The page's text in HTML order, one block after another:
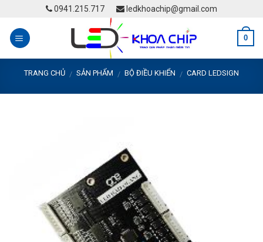
content
0941.215.717 ledkhoachip@gmail.com
0
TRANG CHỦ / SẢN PHẨM / BỘ ĐIỀU KHIỂN / CARD LEDSIGN